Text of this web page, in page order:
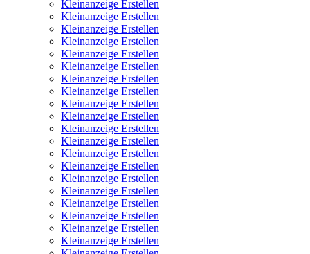
Kleinanzeige Erstellen
Kleinanzeige Erstellen
Kleinanzeige Erstellen
Kleinanzeige Erstellen
Kleinanzeige Erstellen
Kleinanzeige Erstellen
Kleinanzeige Erstellen
Kleinanzeige Erstellen
Kleinanzeige Erstellen
Kleinanzeige Erstellen
Kleinanzeige Erstellen
Kleinanzeige Erstellen
Kleinanzeige Erstellen
Kleinanzeige Erstellen
Kleinanzeige Erstellen
Kleinanzeige Erstellen
Kleinanzeige Erstellen
Kleinanzeige Erstellen
Kleinanzeige Erstellen
Kleinanzeige Erstellen